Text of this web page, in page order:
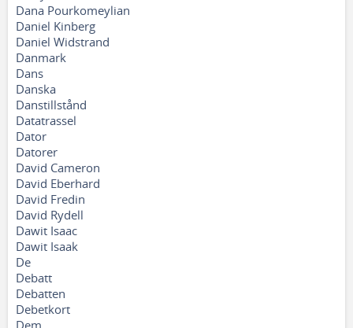
Dana Pourkomeylian
Daniel Kinberg
Daniel Widstrand
Danmark
Dans
Danska
Danstillstånd
Datatrassel
Dator
Datorer
David Cameron
David Eberhard
David Fredin
David Rydell
Dawit Isaac
Dawit Isaak
De
Debatt
Debatten
Debetkort
Dem